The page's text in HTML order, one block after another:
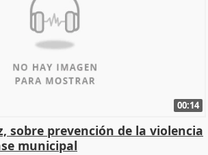
00:14
sobre prevención de la violencia
municipal